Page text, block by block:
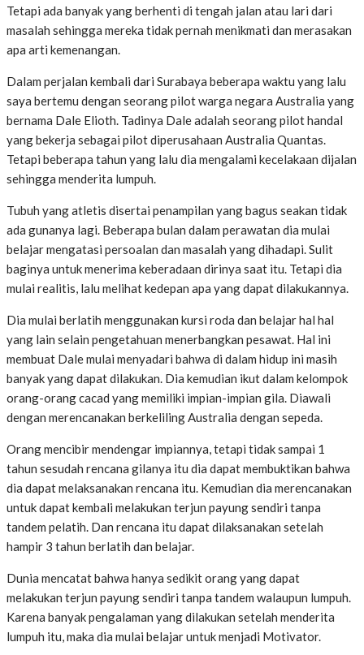
Tetapi ada banyak yang berhenti di tengah jalan atau lari dari
masalah sehingga mereka tidak pernah menikmati dan merasakan
apa arti kemenangan.
Dalam perjalan kembali dari Surabaya beberapa waktu yang lalu
saya bertemu dengan seorang pilot warga negara Australia yang
bernama Dale Elioth. Tadinya Dale adalah seorang pilot handal
yang bekerja sebagai pilot diperusahaan Australia Quantas.
Tetapi beberapa tahun yang lalu dia mengalami kecelakaan dijalan
sehingga menderita lumpuh.
Tubuh yang atletis disertai penampilan yang bagus seakan tidak
ada gunanya lagi. Beberapa bulan dalam perawatan dia mulai
belajar mengatasi persoalan dan masalah yang dihadapi. Sulit
baginya untuk menerima keberadaan dirinya saat itu. Tetapi dia
mulai realitis, lalu melihat kedepan apa yang dapat dilakukannya.
Dia mulai berlatih menggunakan kursi roda dan belajar hal hal
yang lain selain pengetahuan menerbangkan pesawat. Hal ini
membuat Dale mulai menyadari bahwa di dalam hidup ini masih
banyak yang dapat dilakukan. Dia kemudian ikut dalam kelompok
orang-orang cacad yang memiliki impian-impian gila. Diawali
dengan merencanakan berkeliling Australia dengan sepeda.
Orang mencibir mendengar impiannya, tetapi tidak sampai 1
tahun sesudah rencana gilanya itu dia dapat membuktikan bahwa
dia dapat melaksanakan rencana itu. Kemudian dia merencanakan
untuk dapat kembali melakukan terjun payung sendiri tanpa
tandem pelatih. Dan rencana itu dapat dilaksanakan setelah
hampir 3 tahun berlatih dan belajar.
Dunia mencatat bahwa hanya sedikit orang yang dapat
melakukan terjun payung sendiri tanpa tandem walaupun lumpuh.
Karena banyak pengalaman yang dilakukan setelah menderita
lumpuh itu, maka dia mulai belajar untuk menjadi Motivator.